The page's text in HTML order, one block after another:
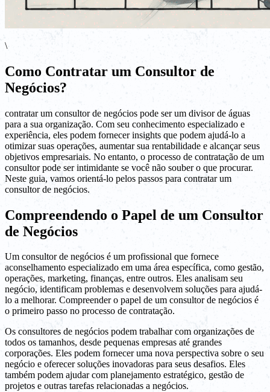
\
Como Contratar um Consultor de
Negócios?
contratar um consultor de negócios pode ser um divisor de águas
para a sua organização. Com seu conhecimento especializado e
experiência, eles podem fornecer insights que podem ajudá-lo a
otimizar suas operações, aumentar sua rentabilidade e alcançar seus
objetivos empresariais. No entanto, o processo de contratação de um
consultor pode ser intimidante se você não souber o que procurar.
Neste guia, vamos orientá-lo pelos passos para contratar um
consultor de negócios.
Compreendendo o Papel de um Consultor
de Negócios
Um consultor de negócios é um profissional que fornece
aconselhamento especializado em uma área específica, como gestão,
operações, marketing, finanças, entre outros. Eles analisam seu
negócio, identificam problemas e desenvolvem soluções para ajudá-
lo a melhorar. Compreender o papel de um consultor de negócios é
o primeiro passo no processo de contratação.
Os consultores de negócios podem trabalhar com organizações de
todos os tamanhos, desde pequenas empresas até grandes
corporações. Eles podem fornecer uma nova perspectiva sobre o seu
negócio e oferecer soluções inovadoras para seus desafios. Eles
também podem ajudar com planejamento estratégico, gestão de
projetos e outras tarefas relacionadas a negócios.